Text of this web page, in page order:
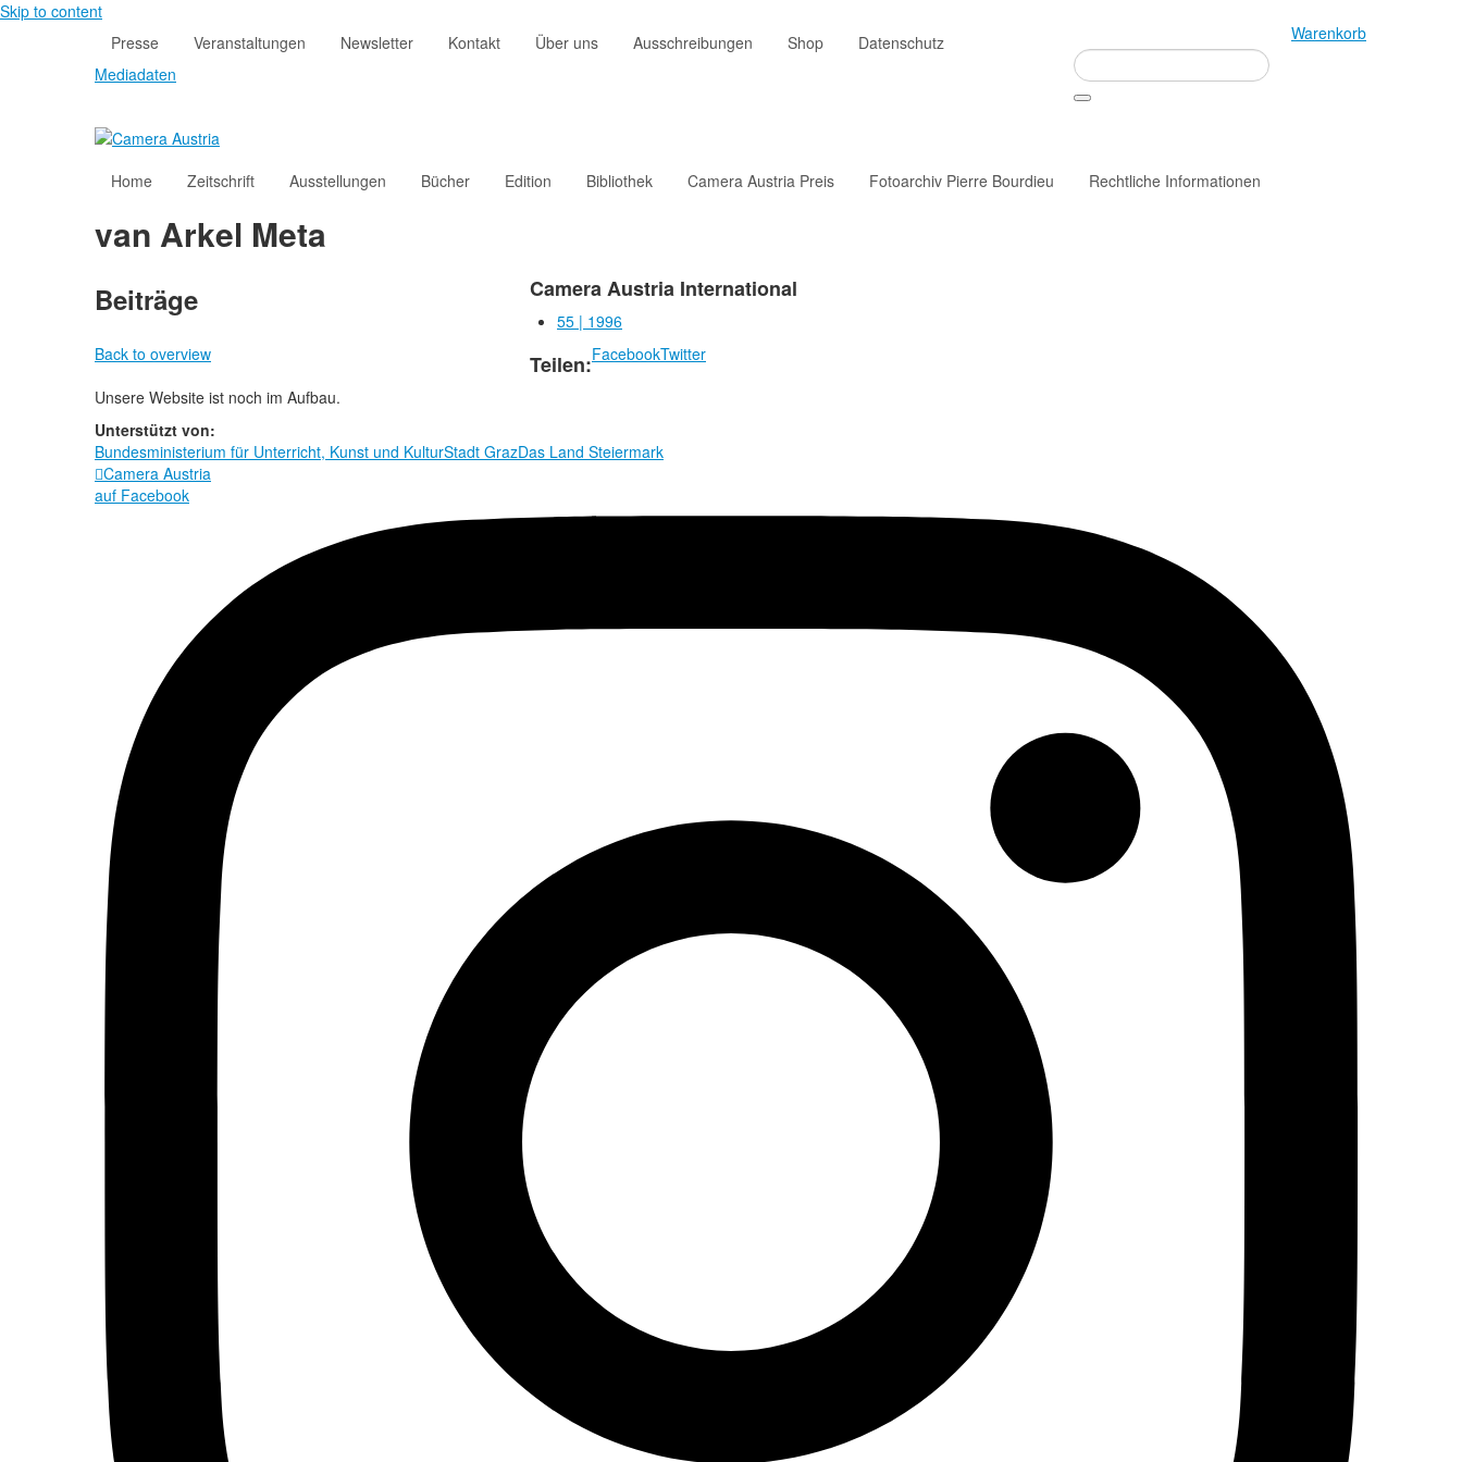
Skip to content
Presse
Veranstaltungen Newsletter Kontakt Über uns Ausschreibungen Shop
Datenschutz
Mediadaten
Warenkorb
Home Zeitschrift Ausstellungen Bücher Edition Bibliothek Camera Austria Preis Fotoarchiv Pierre Bourdieu Rechtliche Informationen
van Arkel Meta
Beiträge Camera Austria International
55 | 1996
Back to overview
Teilen:FacebookTwitter
Unsere Website ist noch im Aufbau.
Unterstützt von:
Bundesministerium für Unterricht, Kunst und KulturStadt GrazDas Land Steiermark
Camera Austria
auf Facebook